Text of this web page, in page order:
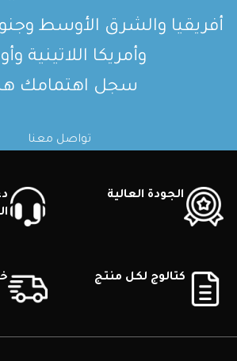
أفريقيا والشرق الأوسط
وأمريكا اللاتينية
سجل اهتمامك
تواصل معنا
الجودة العالية
كتالوج لكل منتج